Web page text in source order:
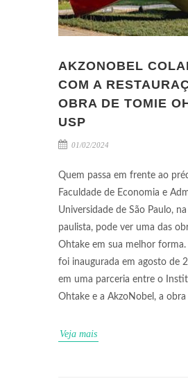
AKZONOBEL
COM A
OBRA DE TOMIE
USP
01/02/2024
Quem passa em frente ao
Faculdade de Economia e
Universidade de São Paulo, na
paulista, pode ver uma das
Ohtake em sua melhor forma.
foi inaugurada em agosto de
em uma parceria entre o
Ohtake e a AkzoNobel, a
Veja mais